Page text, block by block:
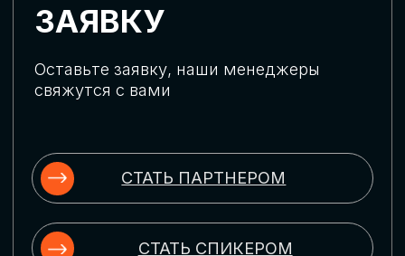
массовом использовании ИИ-
инструментов, обеспечении
ИСКУССТВЕННЫЙ
Узнаем как компании адаптируются к
новой ИИ-реальности. Как ИИ-
сотрудники становятся
«полноправными» членами команды, как
ИИ-помощники забирают на себя рутину
и как можно значительно увеличить
производительность без огромных
затрат на нейросети